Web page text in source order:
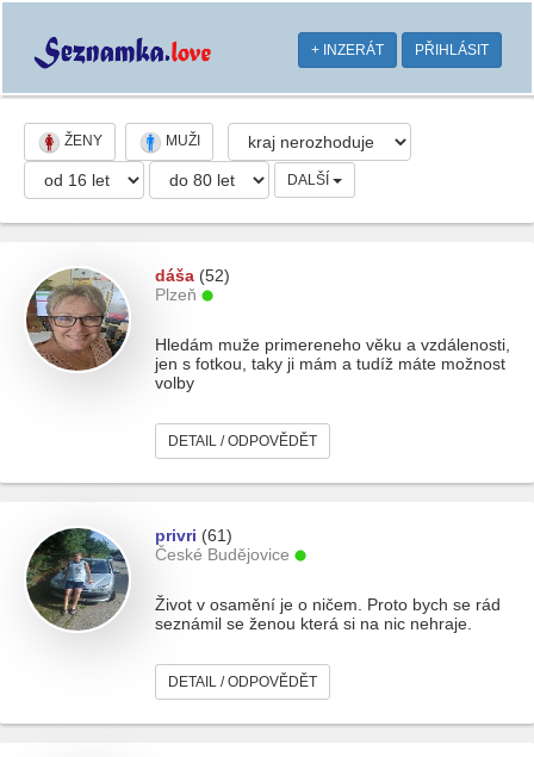
+ INZERÁT PŘIHLÁSIT
ŽENY MUŽI
DALŠÍ
dáša (52)
Plzeň
Hledám muže primereneho věku a vzdálenosti,
jen s fotkou, taky ji mám a tudíž máte možnost
volby
DETAIL / ODPOVĚDĚT
privri (61)
České Budějovice
Život v osamění je o ničem. Proto bych se rád
seznámil se ženou která si na nic nehraje.
DETAIL / ODPOVĚDĚT